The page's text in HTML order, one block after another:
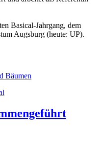
Basical-Jahrgang, dem
Augsburg (heute: UP).